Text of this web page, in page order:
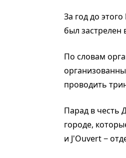
За год до
был застрелен
По словам
проводить
Парад в честь
городе,
и J'Ouvert −